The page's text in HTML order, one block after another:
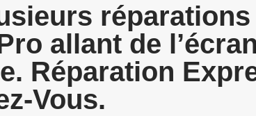
allant de
Réparation
Vous.